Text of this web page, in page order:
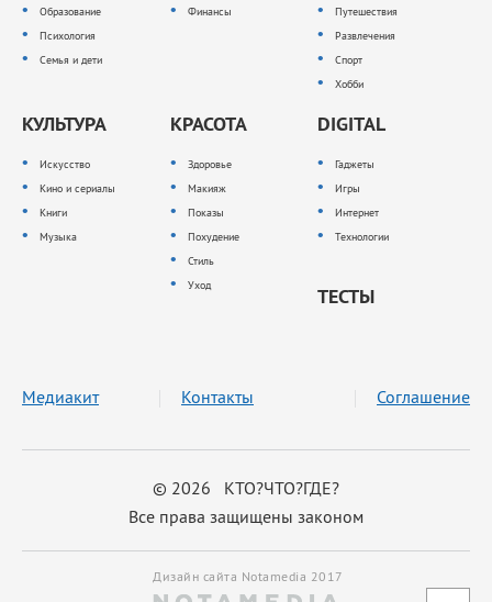
Образование
Психология
Семья и дети
Финансы
Путешествия
Развлечения
Спорт
Хобби
КУЛЬТУРА
Искусство
Кино и сериалы
Книги
Музыка
КРАСОТА
Здоровье
Макияж
Показы
Похудение
Стиль
Уход
DIGITAL
Гаджеты
Игры
Интернет
Технологии
ТЕСТЫ
© 2026 КТО?ЧТО?ГДЕ?
Все права защищены законом
Медиакит Контакты Соглашение
Дизайн сайта Notamedia 2017